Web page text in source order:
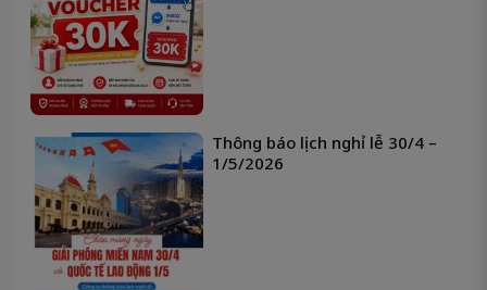
Thông báo lịch nghỉ lễ 30/4 –
1/5/2026